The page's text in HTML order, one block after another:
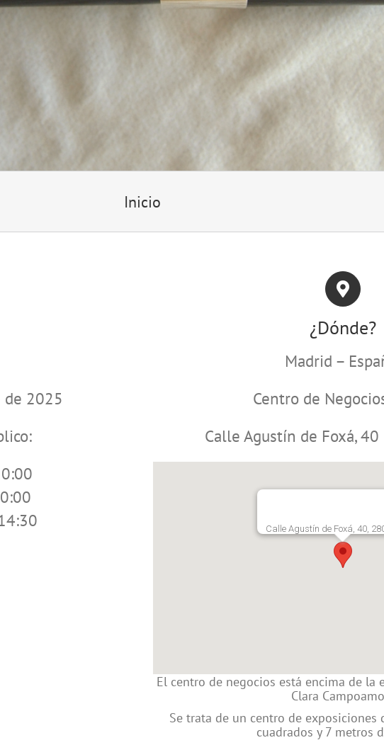
Inicio
de 2025
¿Dónde?
Madrid –
Centro de
Calle Agustín de Foxá,
Calle Agustín de Foxá, 40,
El centro de negocios está encima de la
Clara
Se trata de un centro de exposiciones
cuadrados y 7 metros